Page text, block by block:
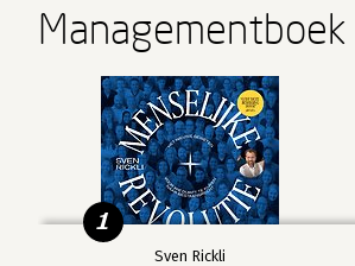
Sven Rickli
1